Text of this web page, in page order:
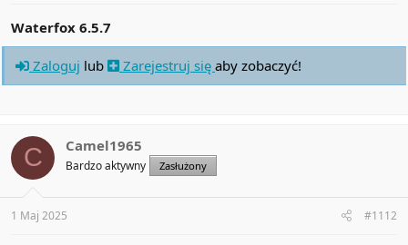
Waterfox 6.5.7
Zaloguj lub Zarejestruj się aby zobaczyć!
C Camel1965
Bardzo aktywny Zasłużony
1 Maj 2025 #1112